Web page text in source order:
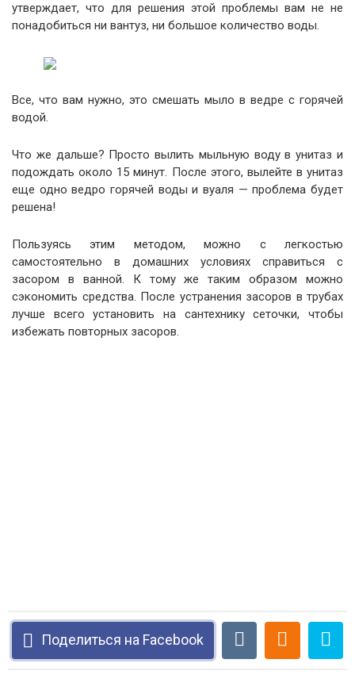
утверждает, что для решения этой проблемы вам не не
понадобиться ни вантуз, ни большое количество воды.
Все, что вам нужно, это смешать мыло в ведре с горячей
водой.
Что же дальше? Просто вылить мыльную воду в унитаз и
подождать около 15 минут. После этого, вылейте в унитаз
еще одно ведро горячей воды и вуаля — проблема будет
решена!
Пользуясь этим методом, можно с легкостью
самостоятельно в домашних условиях справиться с
засором в ванной. К тому же таким образом можно
сэкономить средства. После устранения засоров в трубах
лучше всего установить на сантехнику сеточки, чтобы
избежать повторных засоров.
Поделиться на Facebook